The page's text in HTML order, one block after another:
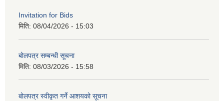
Invitation for Bids
मिति: 08/04/2026 - 15:03
बोलपत्र सम्बन्धी सूचना
मिति: 08/03/2026 - 15:58
बोलपत्र स्वीकृत गर्ने आशयको सूचना